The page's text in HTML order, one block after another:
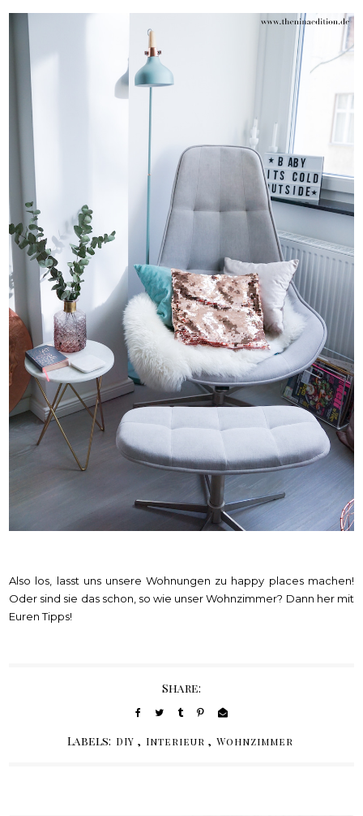
Also los, lasst uns unsere Wohnungen zu happy places machen!
Oder sind sie das schon, so wie unser Wohnzimmer? Dann her mit
Euren Tipps!
Share:
Labels: DIY , Interieur , Wohnzimmer